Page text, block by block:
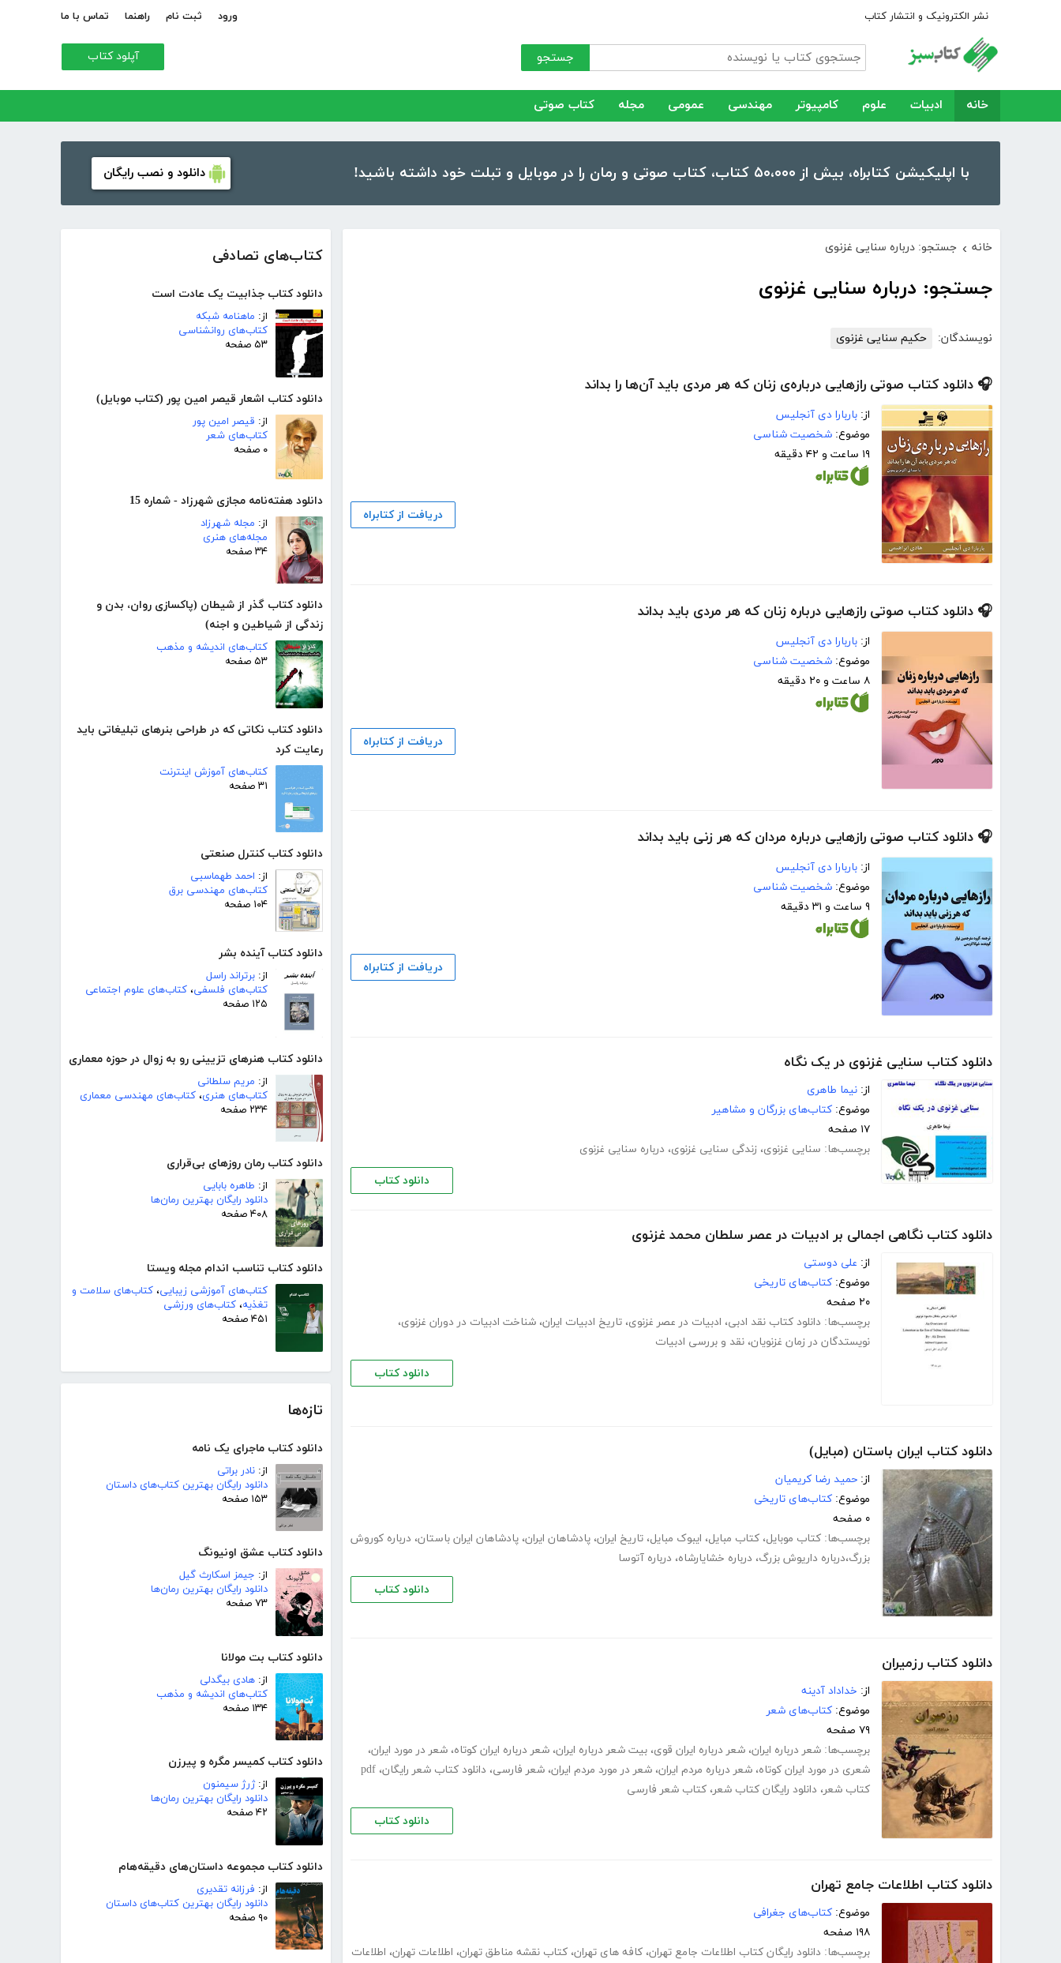
نشر الکترونیک و انتشار کتاب ورود ثبت نام راهنما تماس با ما
جستجو آپلود کتاب
خانه ادبیات علوم کامپیوتر مهندسی عمومی مجله کتاب صوتی
با اپلیکیشن کتابراه، بیش از ۵۰،۰۰۰ کتاب، کتاب صوتی و رمان را در موبایل و تبلت خود داشته باشید! دانلود و نصب رایگان
کتاب‌های تصادفی
دانلود کتاب جذابیت یک عادت است
از: ماهنامه شبکه
کتاب‌های روانشناسی
۵۳ صفحه
دانلود کتاب اشعار قیصر امین پور (کتاب موبایل)
از: قیصر امین پور
کتاب‌های شعر
۰ صفحه
دانلود هفته‌نامه مجازی شهرزاد - شماره 15
از: مجله شهرزاد
مجله‌های هنری
۳۴ صفحه
دانلود کتاب گذر از شیطان (پاکسازی روان، بدن و
زندگی از شیاطین و اجنه)
کتاب‌های اندیشه و مذهب
۵۳ صفحه
دانلود کتاب نکاتی که در طراحی بنرهای تبلیغاتی باید
رعایت کرد
کتاب‌های آموزش اینترنت
۳۱ صفحه
دانلود کتاب کنترل صنعتی
از: احمد طهماسبی
کتاب‌های مهندسی برق
۱۰۴ صفحه
دانلود کتاب آینده بشر
از: برتراند راسل
کتاب‌های فلسفی، کتاب‌های علوم اجتماعی
۱۲۵ صفحه
دانلود کتاب هنرهای تزیینی رو به زوال در حوزه معماری
از: مریم سلطانی
کتاب‌های هنری، کتاب‌های مهندسی معماری
۲۳۴ صفحه
دانلود کتاب رمان روزهای بی‌قراری
از: طاهره بابایی
دانلود رایگان بهترین رمان‌ها
۴۰۸ صفحه
دانلود کتاب تناسب اندام مجله ویستا
کتاب‌های آموزشی زیبایی، کتاب‌های سلامت و
تغذیه، کتاب‌های ورزشی
۴۵۱ صفحه
تازه‌ها
دانلود کتاب ماجرای یک نامه
از: نادر براتی
دانلود رایگان بهترین کتاب‌های داستان
۱۵۳ صفحه
دانلود کتاب عشق اونیونگ
از: جیمز اسکارث گیل
دانلود رایگان بهترین رمان‌ها
۷۳ صفحه
دانلود کتاب بت مولانا
از: هادی بیگدلی
کتاب‌های اندیشه و مذهب
۱۳۴ صفحه
دانلود کتاب کمیسر مگره و پیرزن
از:ژرژ سیمنون
دانلود رایگان بهترین رمان‌ها
۴۲ صفحه
دانلود کتاب مجموعه داستان‌های دقیقه‌هام
از: فرزانه تقدیری
دانلود رایگان بهترین کتاب‌های داستان
۹۰ صفحه
خانه › جستجو: درباره سنایی غزنوی
جستجو: درباره سنایی غزنوی
نویسندگان: حکیم سنایی غزنوی
🎧 دانلود کتاب صوتی راز‌‌‌‌‌‌‌هایی درباره‌ی زنان که هر مردی باید آن‌ها را بداند
از: باربارا دی آنجلیس
موضوع: شخصیت شناسی
۱۹ ساعت و ۴۲ دقیقه
دریافت از کتابراه
🎧 دانلود کتاب صوتی رازهایی درباره زنان که هر مردی باید بداند
از: باربارا دی آنجلیس
موضوع: شخصیت شناسی
۸ ساعت و ۲۰ دقیقه
دریافت از کتابراه
🎧 دانلود کتاب صوتی رازهایی درباره مردان که هر زنی باید بداند
از: باربارا دی آنجلیس
موضوع: شخصیت شناسی
۹ ساعت و ۳۱ دقیقه
دریافت از کتابراه
دانلود کتاب سنایی غزنوی در یک نگاه
از: نیما طاهری
موضوع: کتاب‌های بزرگان و مشاهیر
۱۷ صفحه
برچسب‌ها: سنایی غزنوی، زندگی سنایی غزنوی، درباره سنایی غزنوی
دانلود کتاب
دانلود کتاب نگاهی اجمالی بر ادبیات در عصر سلطان محمد غزنوی
از: علی دوستی
موضوع: کتاب‌های تاریخی
۲۰ صفحه
برچسب‌ها: دانلود کتاب نقد ادبی، ادبیات در عصر غزنوی، تاریخ ادبیات ایران، شناخت ادبیات در دوران غزنوی،
نویستدگان در زمان غزنویان، نقد و بررسی ادبیات
دانلود کتاب
دانلود کتاب ایران باستان (مبایل)
از: حمید رضا کریمیان
موضوع: کتاب‌های تاریخی
۰ صفحه
برچسب‌ها: کتاب موبایل، کتاب مبایل، ایبوک مبایل، تاریخ ایران، پادشاهان ایران، پادشاهان ایران باستان، درباره کوروش
بزرگ،درباره داریوش بزرگ، درباره خشایارشاه، درباره آتوسا
دانلود کتاب
دانلود کتاب رزمیران
از: خداداد آدینه
موضوع: کتاب‌های شعر
۷۹ صفحه
برچسب‌ها: شعر درباره ایران، شعر درباره ایران قوی، بیت شعر درباره ایران، شعر درباره ایران کوتاه، شعر در مورد ایران،
شعری در مورد ایران کوتاه، شعر درباره مردم ایران، شعر در مورد مردم ایران، شعر فارسی، دانلود کتاب شعر رایگان، pdf
کتاب شعر، دانلود رایگان کتاب شعر، کتاب شعر فارسی
دانلود کتاب
دانلود کتاب اطلاعات جامع تهران
موضوع: کتاب‌های جغرافی
۱۹۸ صفحه
برچسب‌ها: دانلود رایگان کتاب اطلاعات جامع تهران، کافه های تهران، کتاب نقشه مناطق تهران، اطلاعات تهران، اطلاعات